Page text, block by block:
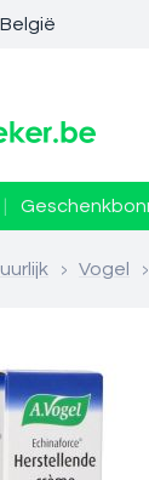
> Vogel >